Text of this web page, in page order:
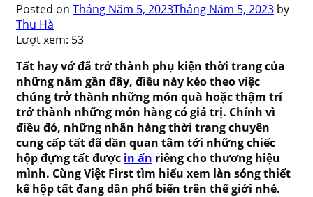
Posted on Tháng Năm 5, 2023Tháng Năm 5, 2023 by
Thu Hà
Lượt xem: 53
Tất hay vớ đã trở thành phụ kiện thời trang của
những năm gần đây, điều này kéo theo việc
chúng trở thành những món quà hoặc thậm trí
trở thành những món hàng có giá trị. Chính vì
điều đó, những nhãn hàng thời trang chuyên
cung cấp tất đã dần quan tâm tới những chiếc
hộp đựng tất được in ấn riêng cho thương hiệu
mình. Cùng Việt First tìm hiểu xem làn sóng thiết
kế hộp tất đang dần phổ biến trên thế giới nhé.